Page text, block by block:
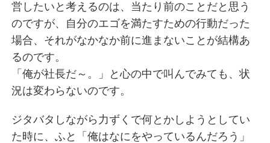
営したいと考えるのは、当たり前のことだと思う
のですが、自分のエゴを満たすための行動だった
場合、それがなかなか前に進まないことが結構あ
るのです。
「俺が社長だ～。」と心の中で叫んでみても、状
況は変わらないのです。
ジタバタしながら力ずくで何とかしようとしてい
た時に、ふと「俺はなにをやっているんだろう」